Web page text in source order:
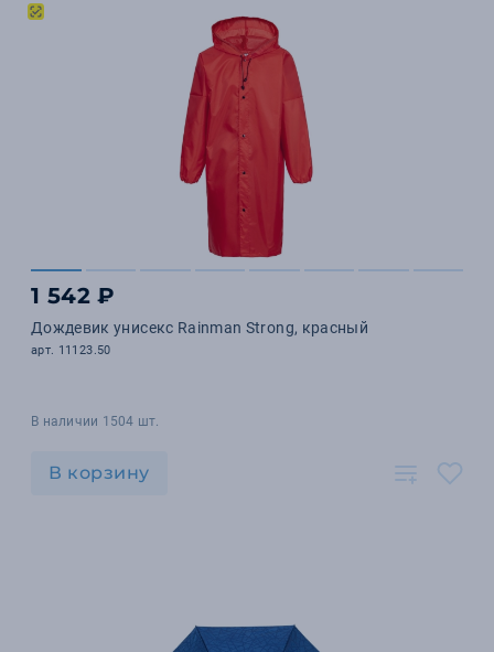
1 542 ₽
Дождевик унисекс Rainman Strong, красный
арт. 11123.50
В наличии 1504 шт.
В корзину